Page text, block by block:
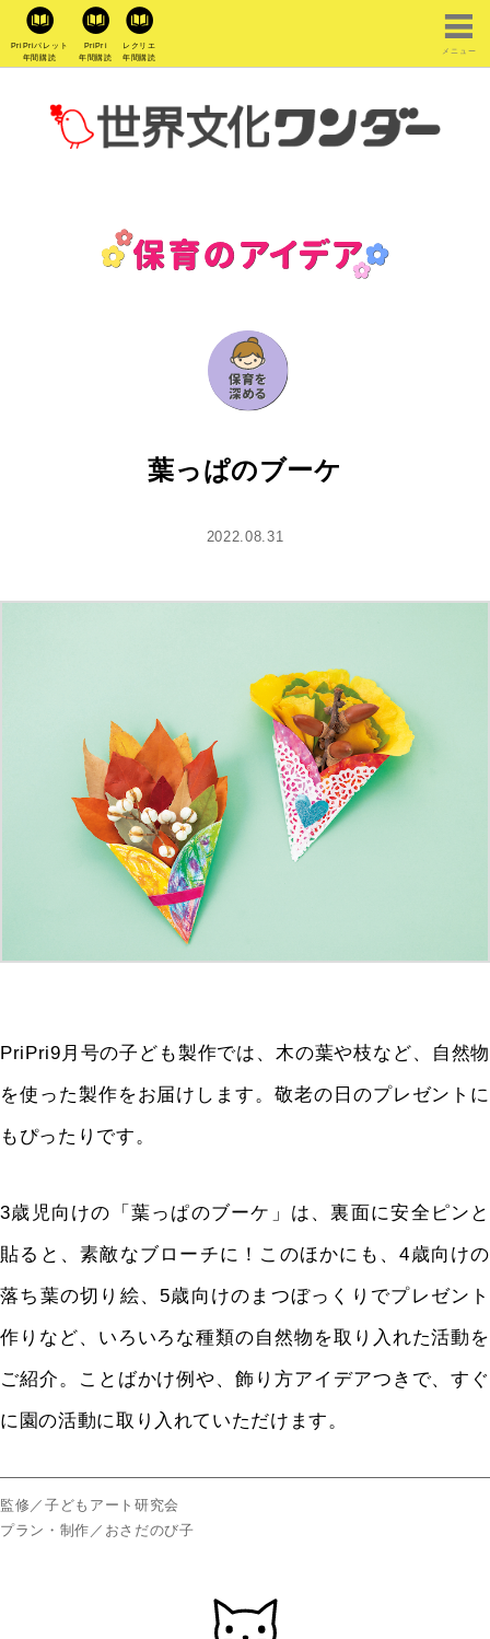
PriPriパレット
年間購読
PriPri
年間購読
レクリエ
年間購読
メニュー
葉っぱのブーケ
2022.08.31
PriPri9月号の子ども製作では、木の葉や枝など、自然物
を使った製作をお届けします。敬老の日のプレゼントに
もぴったりです。
3歳児向けの「葉っぱのブーケ」は、裏面に安全ピンと
貼ると、素敵なブローチに！このほかにも、4歳向けの
落ち葉の切り絵、5歳向けのまつぼっくりでプレゼント
作りなど、いろいろな種類の自然物を取り入れた活動を
ご紹介。ことばかけ例や、飾り方アイデアつきで、すぐ
に園の活動に取り入れていただけます。
監修／子どもアート研究会
プラン・制作／おさだのび子